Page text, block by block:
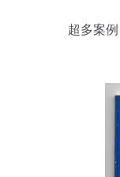
超多案